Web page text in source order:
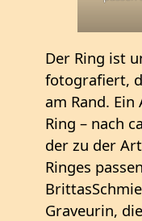
Der Ring ist
fotografiert,
am Rand.
Ring – nach
der zu der
Ringes
Graveurin,